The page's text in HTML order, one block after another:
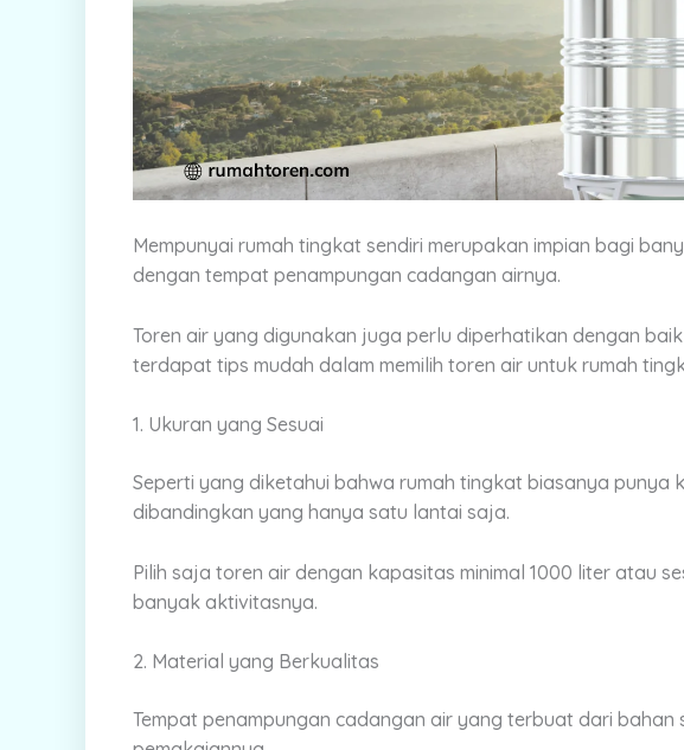
Mempunyai rumah tingkat sendiri merupakan impian bagi
dengan tempat penampungan cadangan airnya.
Toren air yang digunakan juga perlu diperhatikan dengan
terdapat tips mudah dalam memilih toren air untuk rumah
1. Ukuran yang Sesuai
Seperti yang diketahui bahwa rumah tingkat biasanya punya
dibandingkan yang hanya satu lantai saja.
Pilih saja toren air dengan kapasitas minimal 1000 liter atau
banyak aktivitasnya.
2. Material yang Berkualitas
Tempat penampungan cadangan air yang terbuat dari bahan